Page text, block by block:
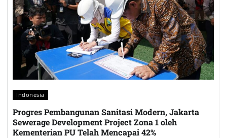
Indonesia
Progres Pembangunan Sanitasi Modern, Jakarta
Sewerage Development Project Zona 1 oleh
Kementerian PU Telah Mencapai 42%